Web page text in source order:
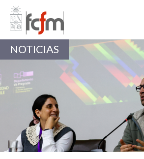
Estudiantes
Académicas/os
NOTICIAS